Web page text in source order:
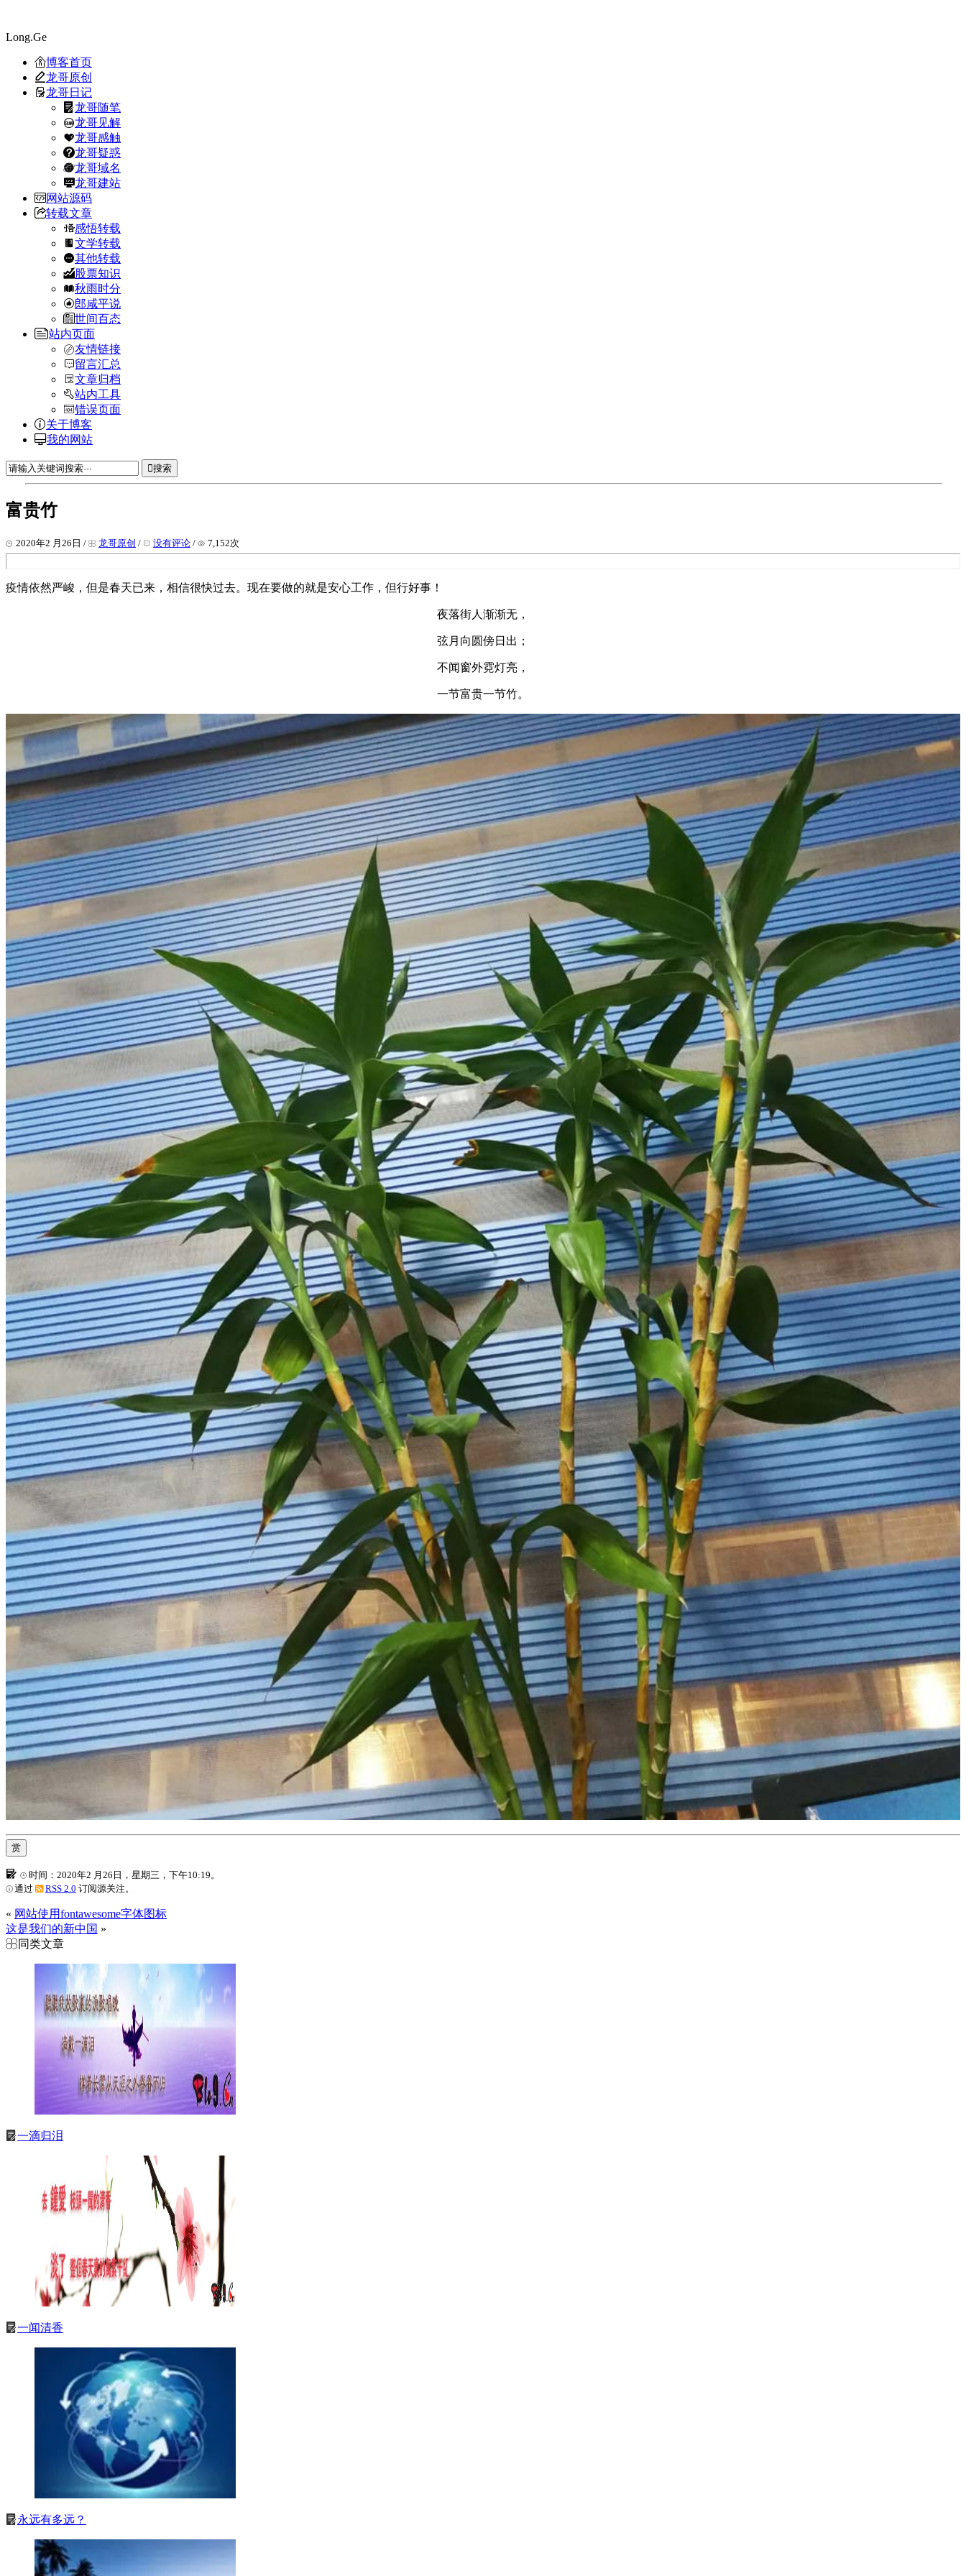
Long.Ge
博客首页
龙哥原创
龙哥日记
龙哥随笔
龙哥见解
龙哥感触
龙哥疑惑
龙哥域名
龙哥建站
网站源码
转载文章
感悟转载
文学转载
其他转载
股票知识
秋雨时分
郎咸平说
世间百态
站内页面
友情链接
留言汇总
文章归档
站内工具
错误页面
关于博客
我的网站
搜索
富贵竹
2020年2 月26日 / 龙哥原创 / 没有评论 / 7,152次
疫情依然严峻，但是春天已来，相信很快过去。现在要做的就是安心工作，但行好事！
夜落街人渐渐无，
弦月向圆傍日出；
不闻窗外霓灯亮，
一节富贵一节竹。
赏
时间：2020年2 月26日，星期三，下午10:19。
通过
RSS 2.0 订阅源关注。
« 网站使用fontawesome字体图标
这是我们的新中国 »
同类文章
一滴归泪
一闻清香
永远有多远？